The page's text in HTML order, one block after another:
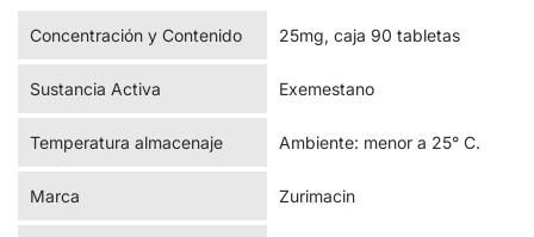
Concentración y Contenido 25mg, caja 90 tabletas
Sustancia Activa Exemestano
Temperatura almacenaje Ambiente: menor a 25° C.
Marca Zurimacin